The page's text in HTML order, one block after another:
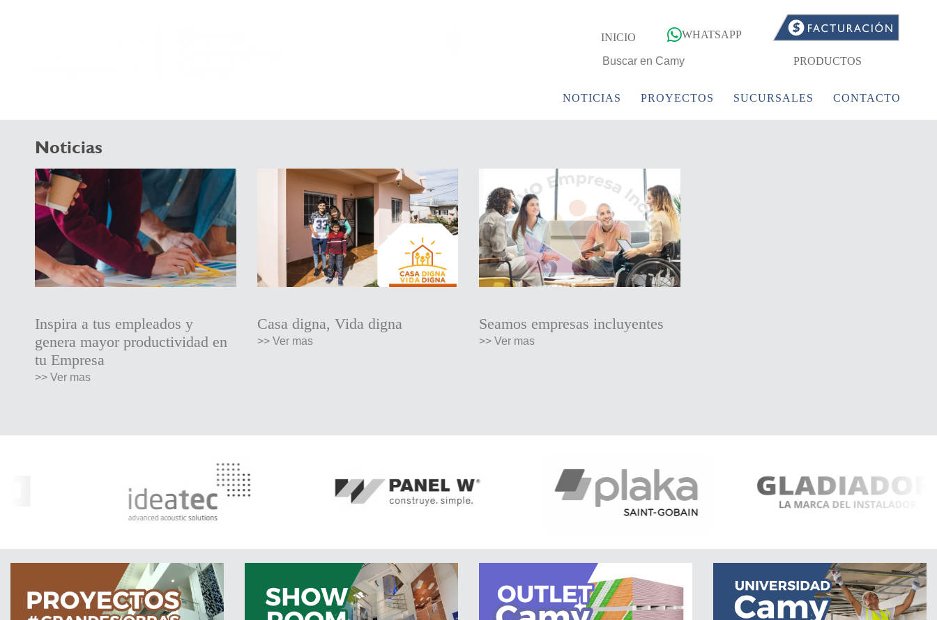
INICIO WHATSAPP
PRODUCTOS
NOTICIAS PROYECTOS SUCURSALES CONTACTO
Noticias
Inspira a tus empleados y
genera mayor productividad en
tu Empresa
>> Ver mas
Casa digna, Vida digna
>> Ver mas
Seamos empresas incluyentes
>> Ver mas